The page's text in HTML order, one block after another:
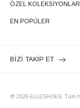
ÖZEL KOLEKSİYONLAR
EN POPÜLER
BİZİ TAKİP ET
© 2026 ELLESHOES. Tüm